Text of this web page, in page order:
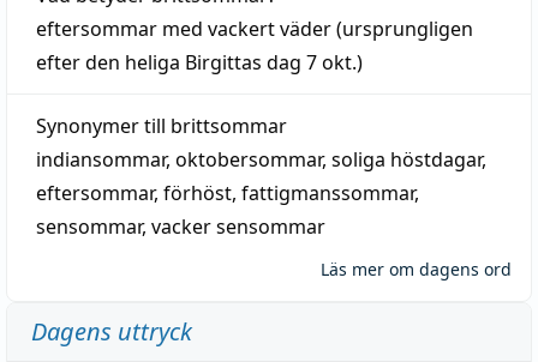
eftersommar med vackertväder(ursprungligen
efter den heliga Birgittas dag 7 okt.)
Synonymer till brittsommar
indiansommar, oktobersommar, soliga höstdagar,
eftersommar, förhöst, fattigmanssommar,
sensommar, vacker sensommar
Läs mer om dagens ord
Dagens uttryck